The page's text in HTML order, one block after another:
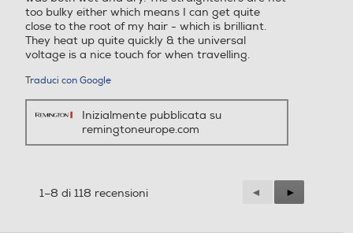
too bulky either which means I can get quite
close to the root of my hair - which is brilliant.
They heat up quite quickly & the universal
voltage is a nice touch for when travelling.
Traduci con Google
Inizialmente pubblicata su
remingtoneurope.com
1–8 di 118 recensioni
Precedente
Reviews
◄
Successiva
Reviews
►